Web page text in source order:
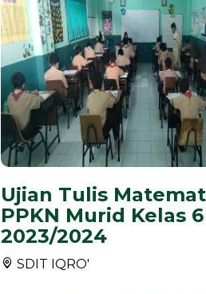
Ujian Tulis
PPKN Murid Kelas
2023/2024
SDIT IQRO'